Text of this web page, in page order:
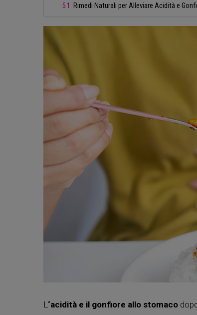
Rimedi Naturali per Alleviare Acidità e
L ‘acidità e il gonfiore allo stomaco